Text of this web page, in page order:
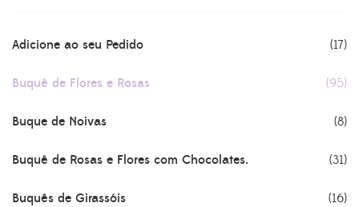
Adicione ao seu Pedido (17)
Buquê de Flores e Rosas (95)
Buque de Noivas (8)
Buquê de Rosas e Flores com Chocolates. (31)
Buquês de Girassóis (16)